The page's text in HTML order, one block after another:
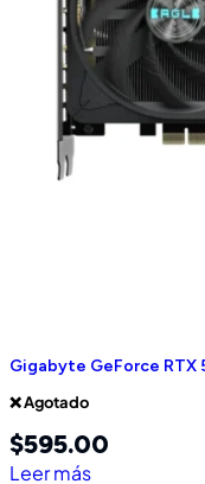
Gigabyte GeForce RTX
❌ Agotado
$595.00
Leer más